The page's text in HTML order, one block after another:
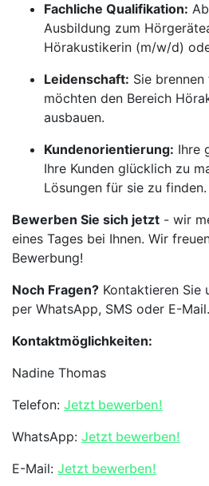
Fachliche Qualifikation:
Ausbildung zum
Hörakustikerin (m/w/d)
Leidenschaft: Sie
möchten den Bereich
ausbauen.
Kundenorientierung: Ihre
Ihre Kunden glücklich zu
Lösungen für sie zu finden.
Bewerben Sie sich jetzt - wir
eines Tages bei Ihnen. Wir
Bewerbung!
Noch Fragen? Kontaktieren Sie
per WhatsApp, SMS oder E-
Kontaktmöglichkeiten:
Nadine Thomas
Telefon: Jetzt bewerben!
WhatsApp: Jetzt bewerben!
E-Mail: Jetzt bewerben!